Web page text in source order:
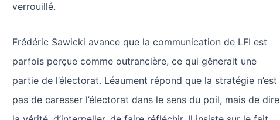
verrouillé.
Frédéric Sawicki avance que la communication de LFI est
parfois perçue comme outrancière, ce qui gênerait une
partie de l’électorat. Léaument répond que la stratégie n’est
pas de caresser l’électorat dans le sens du poil, mais de dire